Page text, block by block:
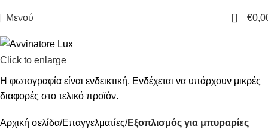
Μενού 0 €
Click to enlarge
Αρχική σελίδα Επαγγελματίες Εξοπλισμός για μπυραρίες